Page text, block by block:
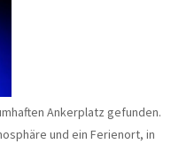
Ankerplatz gefunden.
und ein Ferienort, in